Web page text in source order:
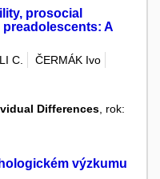
prosocial
A
C.
ČERMÁK Ivo
Differences, rok:
výzkumu